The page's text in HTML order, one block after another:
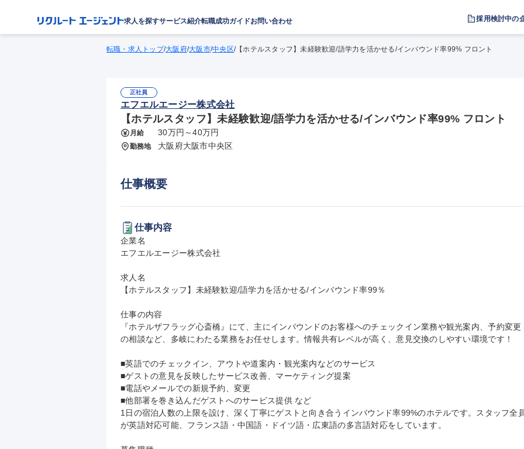
求人を探すサービス紹介転職成功ガイドお問い合わせ 採用検討中の
転職・求人トップ/大阪府/大阪市/中央区/【ホテルスタッフ】未経験歓迎/語学力を活かせる/インバウンド率99% フロント
正社員
エフエルエージー株式会社
【ホテルスタッフ】未経験歓迎/語学力を活かせる/インバウンド率99% フロント
月給 30万円～40万円
勤務地 大阪府大阪市中央区
仕事概要
仕事内容
企業名
エフエルエージー株式会社
求人名
【ホテルスタッフ】未経験歓迎/語学力を活かせる/インバウンド率99％
仕事の内容
『ホテルザフラッグ心斎橋』にて、主にインバウンドのお客様へのチェックイン業務や観光案内、予約変更
の相談など、多岐にわたる業務をお任せします。情報共有レベルが高く、意見交換のしやすい環境です！
■英語でのチェックイン、アウトや道案内・観光案内などのサービス
■ゲストの意見を反映したサービス改善、マーケティング提案
■電話やメールでの新規予約、変更
■他部署を巻き込んだゲストへのサービス提供 など
1日の宿泊人数の上限を設け、深く丁寧にゲストと向き合うインバウンド率99%のホテルです。スタッフ全
が英語対応可能、フランス語・中国語・ドイツ語・広東語の多言語対応をしています。